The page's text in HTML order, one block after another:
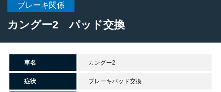
ブレーキ関係
カングー2 パッド交換
車名 カングー2
症状 ブレーキパッド交換